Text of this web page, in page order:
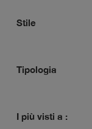
Stile
Tipologia
I più visti a :